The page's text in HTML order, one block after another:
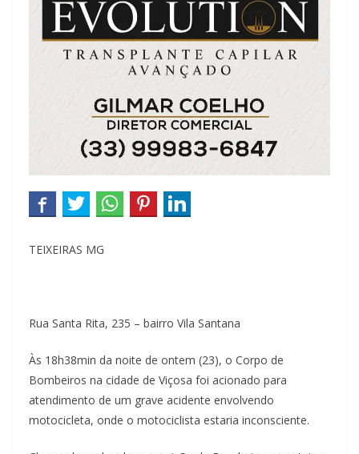
TEIXEIRAS MG
Rua Santa Rita, 235 – bairro Vila Santana
Às 18h38min da noite de ontem (23), o Corpo de
Bombeiros na cidade de Viçosa foi acionado para
atendimento de um grave acidente envolvendo
motocicleta, onde o motociclista estaria inconsciente.